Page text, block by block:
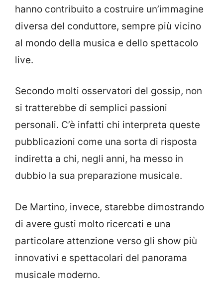
hanno contribuito a costruire un’immagine
diversa del conduttore, sempre più vicino
al mondo della musica e dello spettacolo
live.
Secondo molti osservatori del gossip, non
si tratterebbe di semplici passioni
personali. C’è infatti chi interpreta queste
pubblicazioni come una sorta di risposta
indiretta a chi, negli anni, ha messo in
dubbio la sua preparazione musicale.
De Martino, invece, starebbe dimostrando
di avere gusti molto ricercati e una
particolare attenzione verso gli show più
innovativi e spettacolari del panorama
musicale moderno.